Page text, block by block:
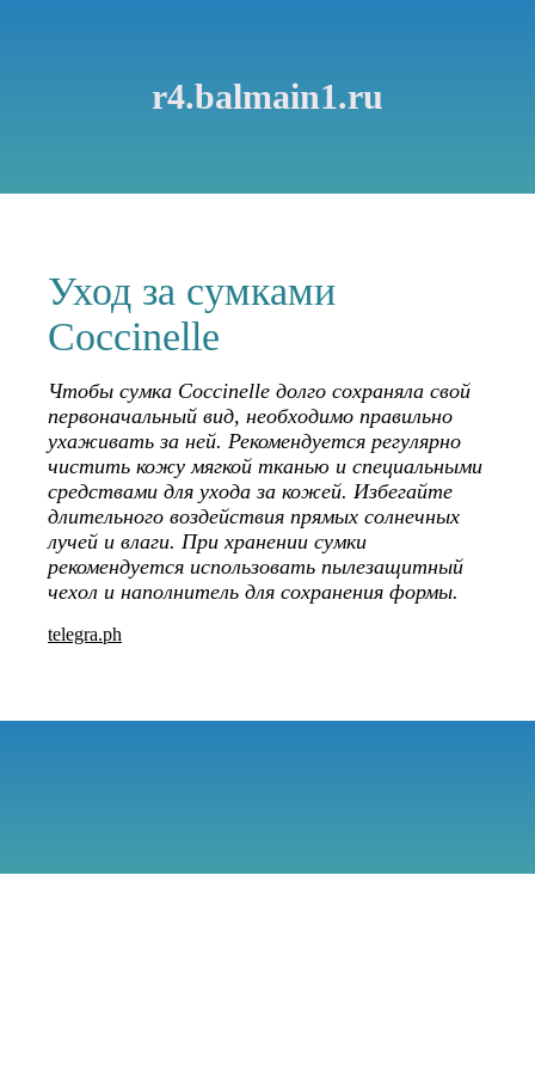
r4.balmain1.ru
Уход за сумками
Coccinelle
Чтобы сумка Coccinelle долго сохраняла свой
первоначальный вид, необходимо правильно
ухаживать за ней. Рекомендуется регулярно
чистить кожу мягкой тканью и специальными
средствами для ухода за кожей. Избегайте
длительного воздействия прямых солнечных
лучей и влаги. При хранении сумки
рекомендуется использовать пылезащитный
чехол и наполнитель для сохранения формы.
telegra.ph